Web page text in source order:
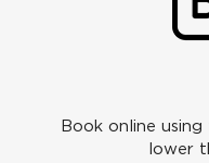
Book online
lower